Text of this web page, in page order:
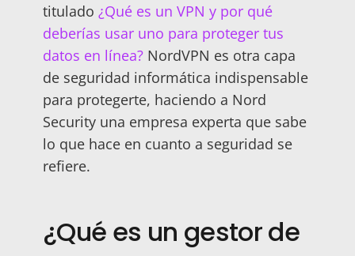
titulado ¿Qué es un VPN y por qué
deberías usar uno para proteger tus
datos en línea? NordVPN es otra capa
de seguridad informática indispensable
para protegerte, haciendo a Nord
Security una empresa experta que sabe
lo que hace en cuanto a seguridad se
refiere.
¿Qué es un gestor de